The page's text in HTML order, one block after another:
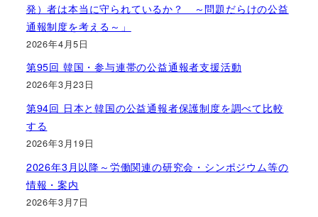
発）者は本当に守られているか？ ～問題だらけの公益
通報制度を考える～」
2026年4月5日
第95回 韓国・参与連帯の公益通報者支援活動
2026年3月23日
第94回 日本と韓国の公益通報者保護制度を調べて比較
する
2026年3月19日
2026年3月以降～労働関連の研究会・シンポジウム等の
情報・案内
2026年3月7日